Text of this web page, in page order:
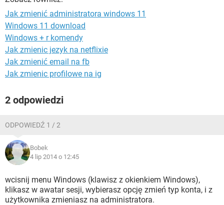
WINDOWS 10
Jak zmienić administratora windows 11
Windows 11 download
Windows + r komendy
Jak zmienic jezyk na netflixie
Jak zmienić email na fb
Jak zmienic profilowe na ig
2 odpowiedzi
ODPOWIEDŹ 1 / 2
Bobek
4 lip 2014 o 12:45
wcisnij menu Windows (klawisz z okienkiem Windows),
klikasz w awatar sesji, wybierasz opcję zmień typ konta, i z
użytkownika zmieniasz na administratora.